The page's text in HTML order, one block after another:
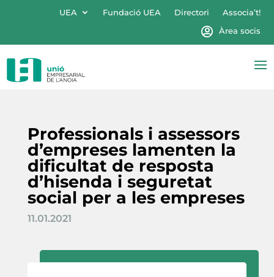
UEA Fundació UEA Directori
Associa’t!
Àrea socis
Professionals i assessors
d’empreses lamenten la
dificultat de resposta
d’hisenda i seguretat
social per a les empreses
11.01.2021